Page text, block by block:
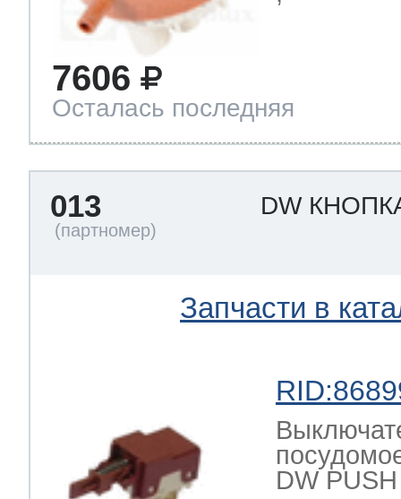
7606
Осталась последняя
013 DW
Запчасти в
DW